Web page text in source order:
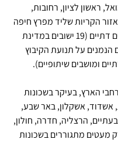
ראשון לציון, רחובות,
הקריות שליד מפרץ חיפה
ובמושבים וקיבוצים דתיים (19 ישובים במדינת
הנמנים על תנועת הקיבוץ
ומושבים שיתופיים).
הארץ, בעיקר בשכונות
אשדוד, אשקלון, באר שבע,
הרצליה, חדרה, חולון,
מעטים מתגוררים בשכונות